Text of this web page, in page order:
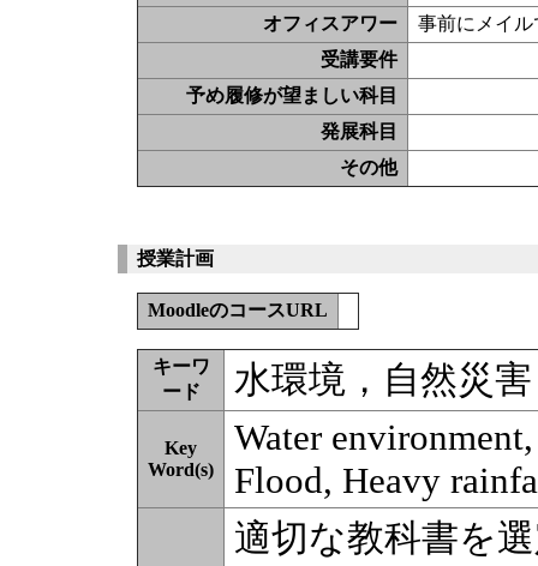
オフィスアワー
事前にメイ
受講要件
予め履修が望ましい科目
発展科目
その他
授業計画
MoodleのコースURL
キーワ
ード
水環境，自然災
Key
Word(s)
Water
Flood, Heavy
適切な教科書を